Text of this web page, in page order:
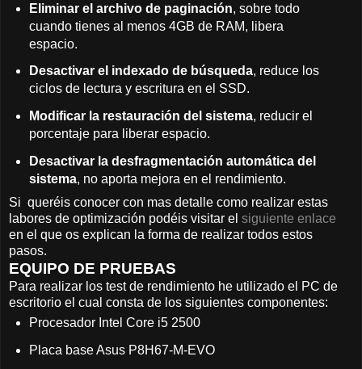
Eliminar el archivo de paginación, sobre todo
cuando tienes al menos 4GB de RAM, libera
espacio.
Desactivar el indexado de búsqueda, reduce los
ciclos de lectura y escritura en el SSD.
Modificar la restauración del sistema, reducir el
porcentaje para liberar espacio.
Desactivar la desfragmentación automática del
sistema, no aporta mejora en el rendimiento.
Si queréis conocer con mas detalle como realizar estas
labores de optimización podéis visitar el siguiente enlace
en el que os explican la forma de realizar todos estos
pasos.
EQUIPO DE PRUEBAS
Para realizar los test de rendimiento he utilizado el PC de
escritorio el cual consta de los siguientes componentes:
Procesador Intel Core i5 2500
Placa base Asus P8H67-M-EVO